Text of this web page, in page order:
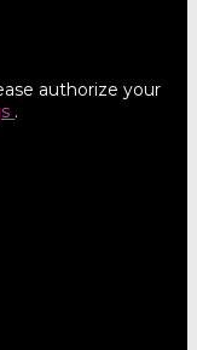
authorize your
.